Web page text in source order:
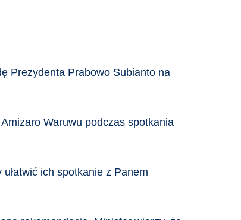
Prezydenta Prabowo Subianto na
Waruwu podczas spotkania
ich spotkanie z Panem